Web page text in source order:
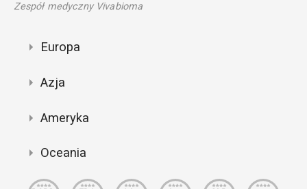
Zespół medyczny Vivabioma
Europa
Azja
Ameryka
Oceania